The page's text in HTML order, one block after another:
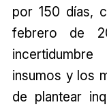
por 150 días,
febrero de
insumos y los
de plantear